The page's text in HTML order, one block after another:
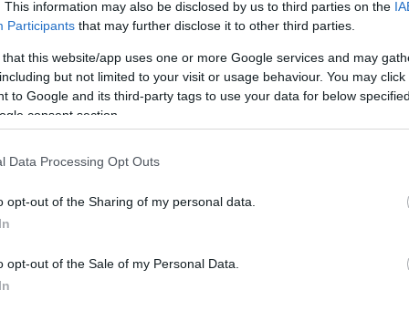
This information may also be disclosed by us to third parties on the
Participants that may further disclose it to other third parties.
that this website/app uses one or more Google services and may
but not limited to your visit or usage behaviour. You may
to Google and its third-party tags to use your data for below
consent section.
Data Processing Opt Outs
opt-out of the Sharing of my personal data.
opt-out of the Sale of my Personal Data.
Norway / Sonnet Sound